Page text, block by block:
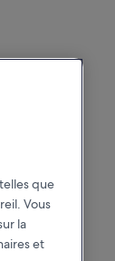
que
Vous
la
et